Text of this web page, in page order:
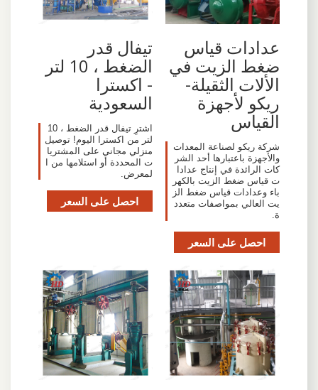
عدادات قياس
ضغط الزيت في
الألات الثقيلة-
ريكو لأجهزة
القياس
شركة ريكو لصناعة المعدات
والأجهزة باعتبارها أحد الشر
كات الرائدة في إنتاج عدادا
ت قياس ضغط الزيت بالكهر
باء وعدادات قياس ضغط الز
يت العالي بمواصفات متعدد
ة.
احصل على السعر
تيفال قدر
الضغط ، 10 لتر
- اكسترا
السعودية
اشترِ تيفال قدر الضغط ، 10
لتر من اكسترا اليوم! توصيل
منزلي مجاني على المشتريا
ت المحددة أو استلامها من ا
لمعرض.
احصل على السعر